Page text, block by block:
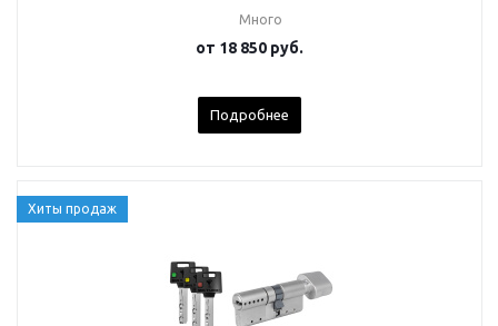
Много
от 18 850 руб.
Подробнее
Хиты продаж